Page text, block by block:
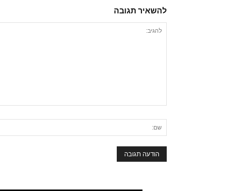
להשאיר תגובה